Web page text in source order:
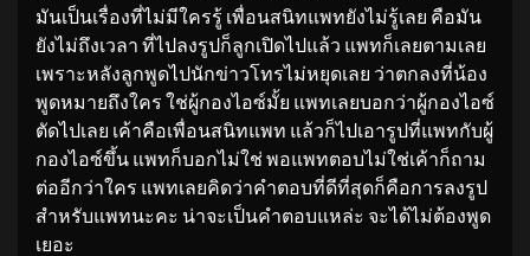
มันเป็นเรื่องที่ไม่มีใครรู้ เพื่อนสนิทแพทยังไม่รู้เลย คือมัน
ยังไม่ถึงเวลา ที่ไปลงรูปก็ลูกเปิดไปแล้ว แพทก็เลยตามเลย
เพราะหลังลูกพูดไปนักข่าวโทรไม่หยุดเลย ว่าตกลงที่น้อง
พูดหมายถึงใคร ใช่ผู้กองไอซ์มั้ย แพทเลยบอกว่าผู้กองไอซ์
ตัดไปเลย เค้าคือเพื่อนสนิทแพท แล้วก็ไปเอารูปที่แพทกับผู้
กองไอซ์ขึ้น แพทก็บอกไม่ใช่ พอแพทตอบไม่ใช่เค้าก็ถาม
ต่ออีกว่าใคร แพทเลยคิดว่าคำตอบที่ดีที่สุดก็คือการลงรูป
สำหรับแพทนะคะ น่าจะเป็นคำตอบแหล่ะ จะได้ไม่ต้องพูด
เยอะ